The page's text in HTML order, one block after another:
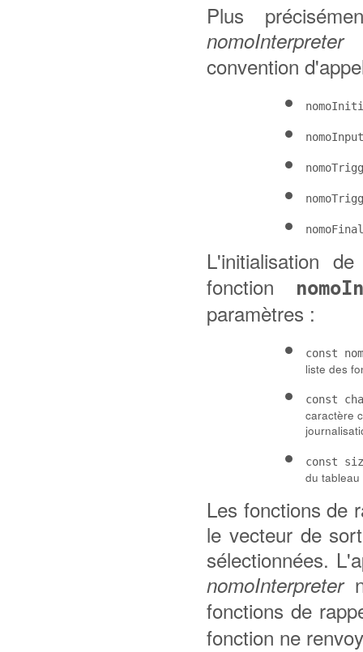
Plus
nomoInterpreter
convention
nomoInput
L'initialisation
fonction
paramètres :
const
liste des
const
caractère
const
du tableau
Les fonctions de
le vecteur de
sélectionnées.
nomoInterpreter
fonctions de
fonction ne